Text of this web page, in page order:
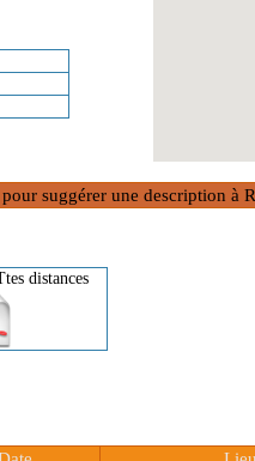
suggérer une description à
distances